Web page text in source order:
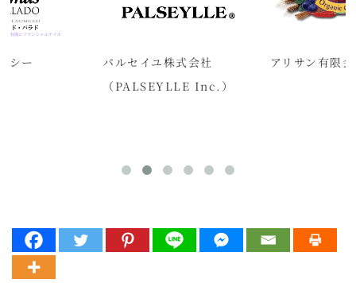
シー
パルセイユ株式会社
（PALSEYLLE Inc.）
アリサン有限